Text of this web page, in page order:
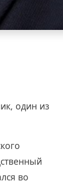
один из
во